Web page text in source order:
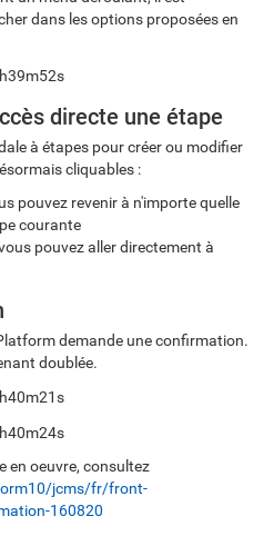
dans les options proposées en
directe une étape
à étapes pour créer ou modifier
cliquables :
pouvez revenir à n'importe quelle
courante
pouvez aller directement à
demande une confirmation.
doublée.
en oeuvre, consultez
jcms/fr/front-
160820